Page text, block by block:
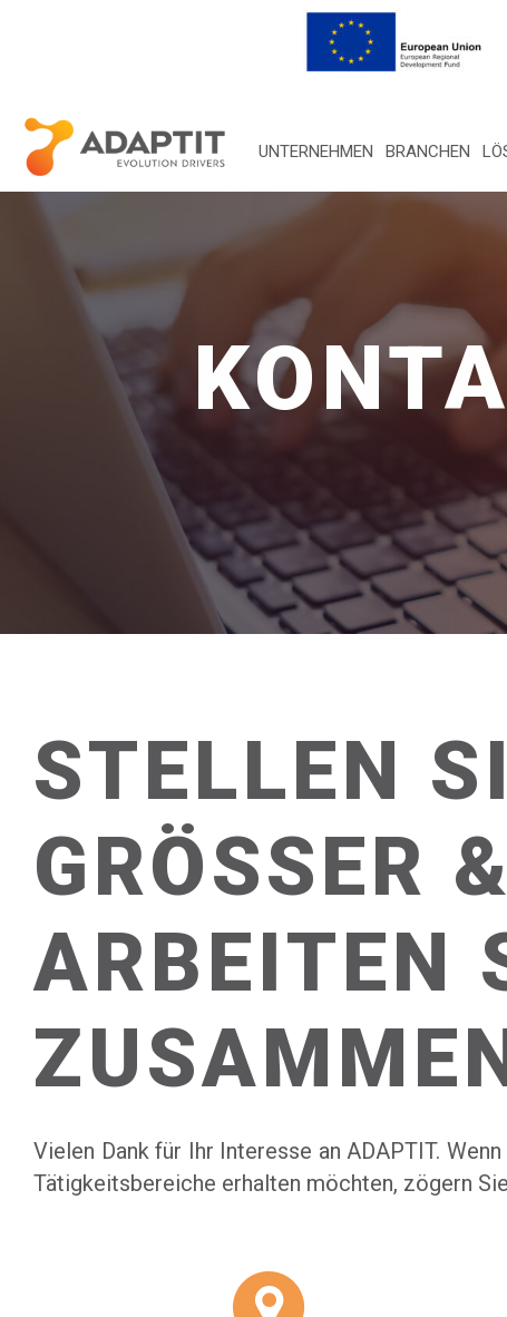
UNTERNEHMEN BRANCHEN
STELLEN
GRÖSSER
ARBEITEN
Vielen Dank für Ihr Interesse an ADAPTIT.
Tätigkeitsbereiche erhalten möchten, zögern